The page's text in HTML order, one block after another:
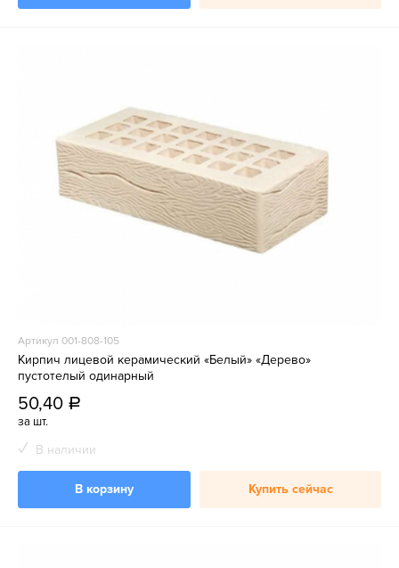
Артикул 001-808-105
Кирпич лицевой керамический «Белый» «Дерево»
пустотелый одинарный
50,40 a
за шт.
В наличии
В корзину Купить сейчас